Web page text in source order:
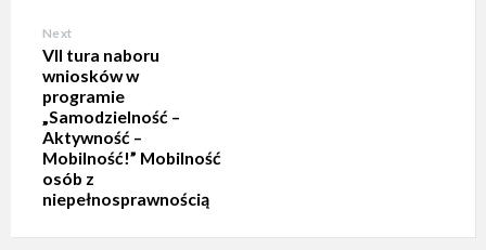
Next
VII tura naboru
wniosków w
programie
„Samodzielność –
Aktywność –
Mobilność!” Mobilność
osób z
niepełnosprawnością